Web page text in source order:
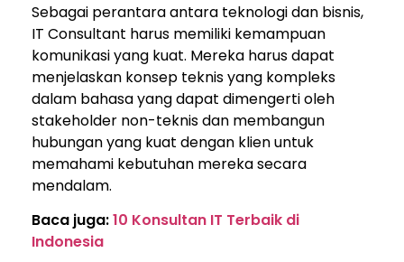
Sebagai perantara antara teknologi dan bisnis,
IT Consultant harus memiliki kemampuan
komunikasi yang kuat. Mereka harus dapat
menjelaskan konsep teknis yang kompleks
dalam bahasa yang dapat dimengerti oleh
stakeholder non-teknis dan membangun
hubungan yang kuat dengan klien untuk
memahami kebutuhan mereka secara
mendalam.
Baca juga:10 Konsultan IT Terbaik di
Indonesia